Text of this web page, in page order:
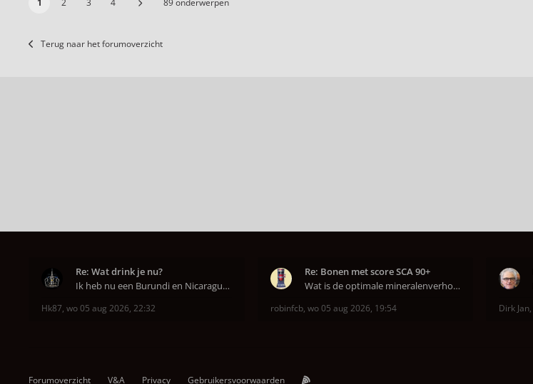
1 2 3 4 89 onderwerpen
Terug naar het forumoverzicht
Re: Wat drink je nu?
Ik heb nu een Burundi en Nicaragua van het hoofdkw
Hk87, wo 05 aug 2026, 22:32
Re: Bonen met score SCA 90+
Wat is de optimale mineralenverhouding volgens j
robinfcb, wo 05 aug 2026, 19:54 Dirk Jan,
Forumoverzicht V&A Privacy Gebruikersvoorwaarden